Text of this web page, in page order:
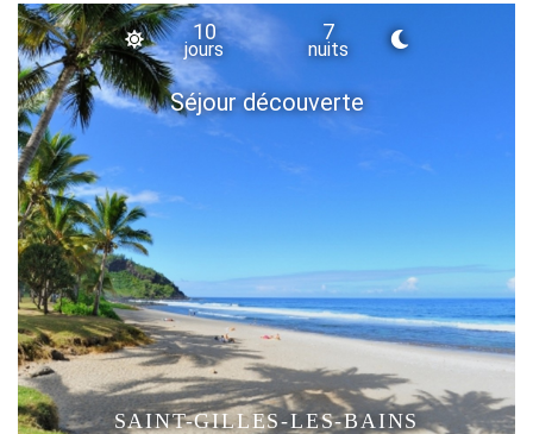
Séjour découverte
10
jours
7
nuits
SAINT-GILLES-LES-BAINS